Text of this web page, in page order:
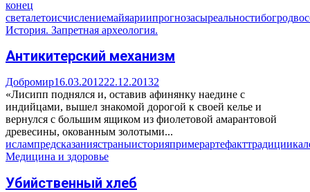
конец
светалетоисчислениемайяариипрогнозасыреальностибогрод
История. Запретная археология.
Антикитерский механизм
Добромир16.03.201222.12.20132
«Лисипп поднялся и, оставив афинянку наедине с
индийцами, вышел знакомой дорогой к своей келье и
вернулся с большим ящиком из фиолетовой амарантовой
древесины, окованным золотыми...
ислампредсказаниястраныисторияпримерартефакттрадиции
Медицина и здоровье
Убийственный хлеб